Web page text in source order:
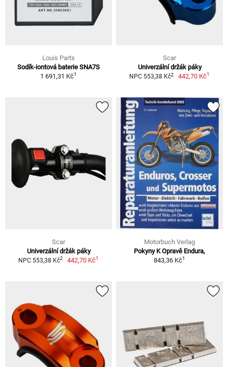
Louis Parts
Sodík-iontová baterie SNA7S
1 691,31 Kč1
Scar
Univerzální držák páky
NPC 553,38 Kč2 442,70 Kč1
Scar
Univerzální držák páky
NPC 553,38 Kč2 442,70 Kč1
Motorbuch Verlag
Pokyny K Opravě Endura,
843,36 Kč1